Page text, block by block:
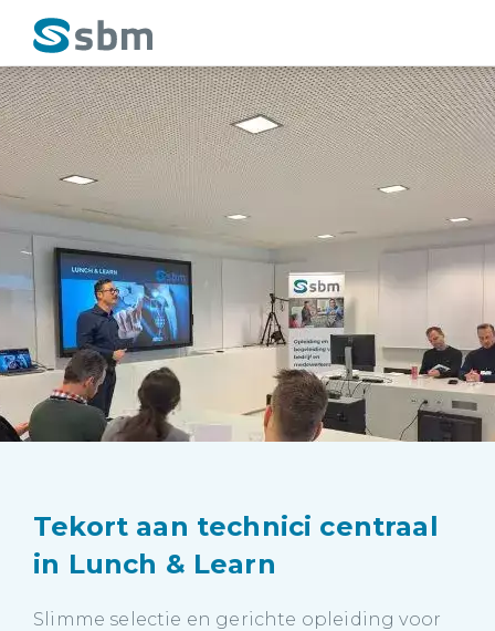
Tekort aan technici centraal
in Lunch & Learn
Slimme selectie en gerichte opleiding voor